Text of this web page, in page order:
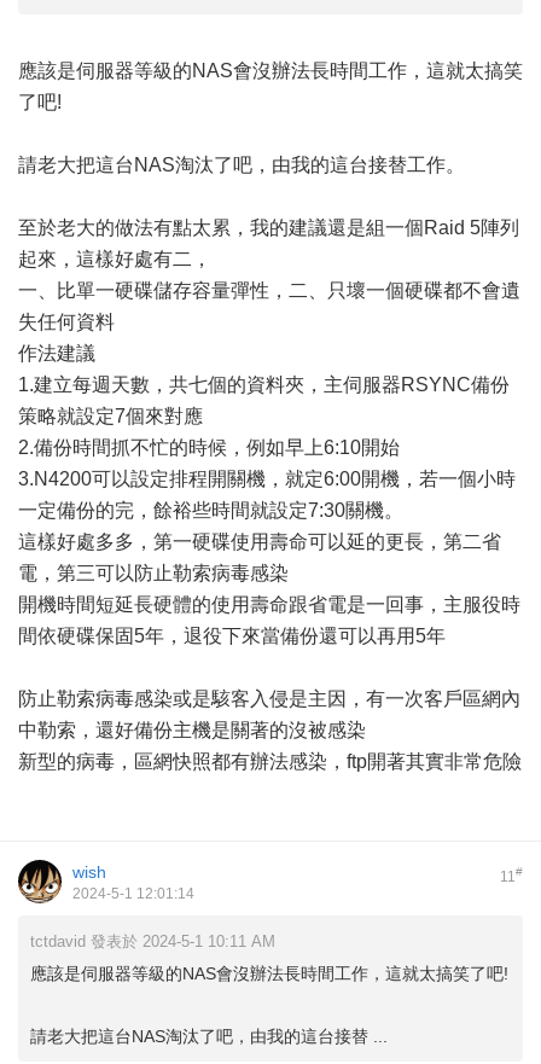
應該是伺服器等級的NAS會沒辦法長時間工作，這就太搞笑
了吧!
請老大把這台NAS淘汰了吧，由我的這台接替工作。
至於老大的做法有點太累，我的建議還是組一個Raid 5陣列
起來，這樣好處有二，
一、比單一硬碟儲存容量彈性，二、只壞一個硬碟都不會遺
失任何資料
作法建議
1.建立每週天數，共七個的資料夾，主伺服器RSYNC備份
策略就設定7個來對應
2.備份時間抓不忙的時候，例如早上6:10開始
3.N4200可以設定排程開關機，就定6:00開機，若一個小時
一定備份的完，餘裕些時間就設定7:30關機。
這樣好處多多，第一硬碟使用壽命可以延的更長，第二省
電，第三可以防止勒索病毒感染
開機時間短延長硬體的使用壽命跟省電是一回事，主服役時
間依硬碟保固5年，退役下來當備份還可以再用5年
防止勒索病毒感染或是駭客入侵是主因，有一次客戶區網內
中勒索，還好備份主機是關著的沒被感染
新型的病毒，區網快照都有辦法感染，ftp開著其實非常危險
11 #
wish
2024-5-1 12:01:14
tctdavid 發表於 2024-5-1 10:11 AM
應該是伺服器等級的NAS會沒辦法長時間工作，這就太搞笑了吧!
請老大把這台NAS淘汰了吧，由我的這台接替 ...